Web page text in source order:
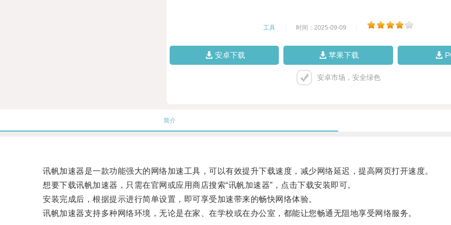
工具 时间：2025-09-09
安卓下载 苹果下载
安卓市场，安全绿色
简介
讯帆加速器是一款功能强大的网络加速工具，可以有效提升下载速度，减少网络延迟，提高网页打开速度。
想要下载讯帆加速器，只需在官网或应用商店搜索“讯帆加速器”，点击下载安装即可。
安装完成后，根据提示进行简单设置，即可享受加速带来的畅快网络体验。
讯帆加速器支持多种网络环境，无论是在家、在学校或在办公室，都能让您畅通无阻地享受网络服务。